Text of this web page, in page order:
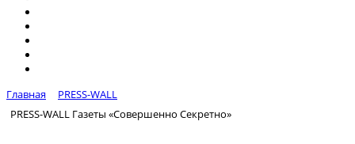
Главная
PRESS-WALL
PRESS-WALL Газеты «Совершенно Секретно»